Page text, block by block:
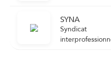
SYNA
Syndicat